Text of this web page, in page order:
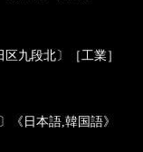
区九段北〕［工業］
《日本語,韓国語》